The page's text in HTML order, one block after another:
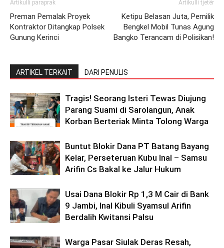
Artikulli paraprak
Preman Pemalak Proyek
Kontraktor Ditangkap Polsek
Gunung Kerinci
Artikulli tjetër
Ketipu Belasan Juta, Pemilik
Bengkel Mobil Tunas Agung
Bangko Terancam di Polisikan!
ARTIKEL TERKAIT DARI PENULIS
Tragis! Seorang Isteri Tewas Diujung
Parang Suami di Sarolangun, Anak
Korban Berteriak Minta Tolong Warga
Buntut Blokir Dana PT Batang Bayang
Kelar, Perseteruan Kubu Inal – Samsu
Arifin Cs Bakal ke Jalur Hukum
Usai Dana Blokir Rp 1,3 M Cair di Bank
9 Jambi, Inal Kibuli Syamsul Arifin
Berdalih Kwitansi Palsu
Warga Pasar Siulak Deras Resah,